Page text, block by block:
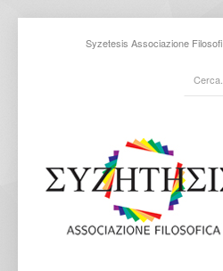
Syzetesis Associazione